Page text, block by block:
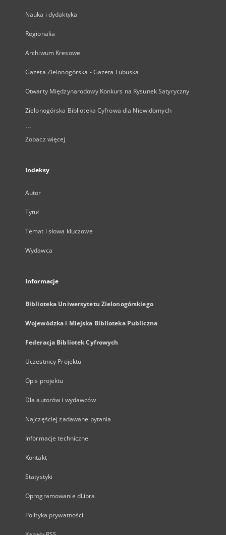
Nauka i dydaktyka
Regionalia
Archiwum Kresowe
Gazeta Zielonogórska - Gazeta Lubuska
Otwarty Międzynarodowy Konkurs na Rysunek Satyryczny
Zielonogórska Biblioteka Cyfrowa dla Niewidomych
...
Zobacz więcej
Indeksy
Autor
Tytuł
Temat i słowa kluczowe
Wydawca
Informacje
Biblioteka Uniwersytetu Zielonogórskiego
Wojewódzka i Miejska Biblioteka Publiczna
Federacja Bibliotek Cyfrowych
Uczestnicy Projektu
Opis projektu
Dla autorów i wydawców
Najczęściej zadawane pytania
Informacje techniczne
Kontakt
Statystyki
Oprogramowanie dLibra
Polityka prywatności